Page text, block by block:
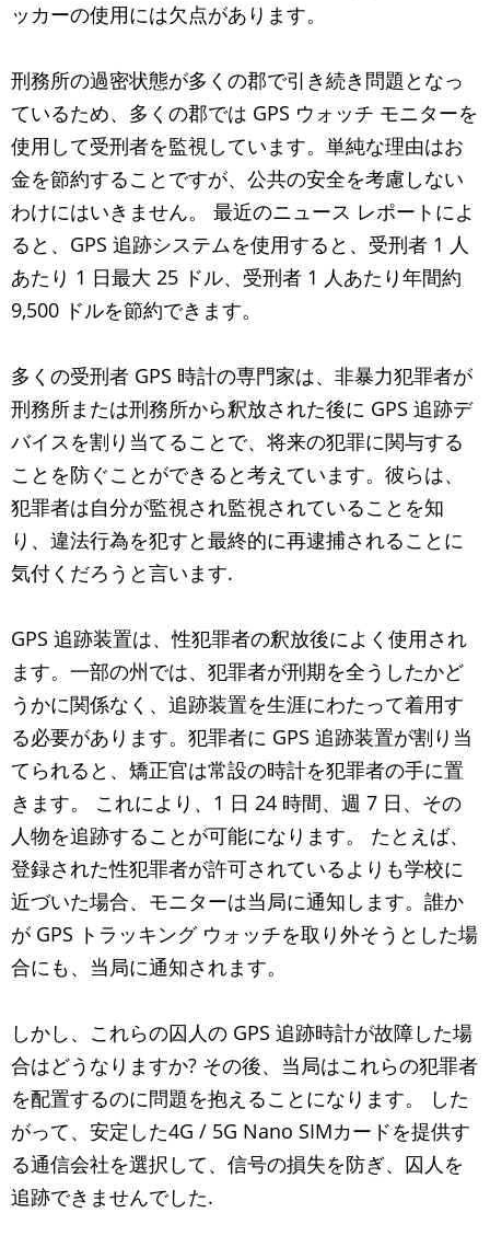
ッカーの使用には欠点があります。
刑務所の過密状態が多くの郡で引き続き問題となっ
ているため、多くの郡では GPS ウォッチ モニターを
使用して受刑者を監視しています。単純な理由はお
金を節約することですが、公共の安全を考慮しない
わけにはいきません。 最近のニュース レポートによ
ると、GPS 追跡システムを使用すると、受刑者 1 人
あたり 1 日最大 25 ドル、受刑者 1 人あたり年間約
9,500 ドルを節約できます。
多くの受刑者 GPS 時計の専門家は、非暴力犯罪者が
刑務所または刑務所から釈放された後に GPS 追跡デ
バイスを割り当てることで、将来の犯罪に関与する
ことを防ぐことができると考えています。彼らは、
犯罪者は自分が監視され監視されていることを知
り、違法行為を犯すと最終的に再逮捕されることに
気付くだろうと言います.
GPS 追跡装置は、性犯罪者の釈放後によく使用され
ます。一部の州では、犯罪者が刑期を全うしたかど
うかに関係なく、追跡装置を生涯にわたって着用す
る必要があります。犯罪者に GPS 追跡装置が割り当
てられると、矯正官は常設の時計を犯罪者の手に置
きます。 これにより、1 日 24 時間、週 7 日、その
人物を追跡することが可能になります。 たとえば、
登録された性犯罪者が許可されているよりも学校に
近づいた場合、モニターは当局に通知します。誰か
が GPS トラッキング ウォッチを取り外そうとした場
合にも、当局に通知されます。
しかし、これらの囚人の GPS 追跡時計が故障した場
合はどうなりますか? その後、当局はこれらの犯罪者
を配置するのに問題を抱えることになります。 した
がって、安定した4G / 5G Nano SIMカードを提供す
る通信会社を選択して、信号の損失を防ぎ、囚人を
追跡できませんでした.